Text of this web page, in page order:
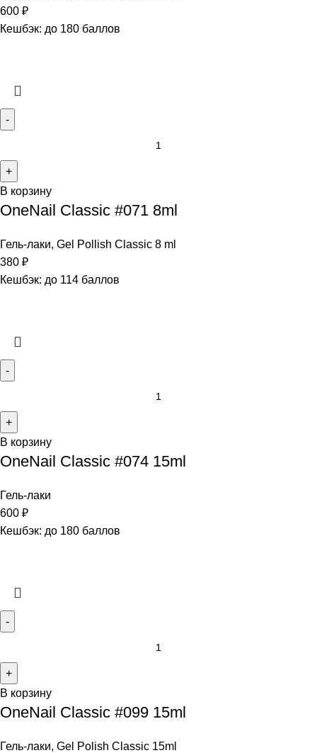
600 ₽
Кешбэк: до 180 баллов
В корзину
OneNail Classic #071 8ml
Гель-лаки, Gel Pollish Classic 8 ml
380 ₽
Кешбэк: до 114 баллов
В корзину
OneNail Classic #074 15ml
Гель-лаки
600 ₽
Кешбэк: до 180 баллов
В корзину
OneNail Classic #099 15ml
Гель-лаки, Gel Polish Classic 15ml